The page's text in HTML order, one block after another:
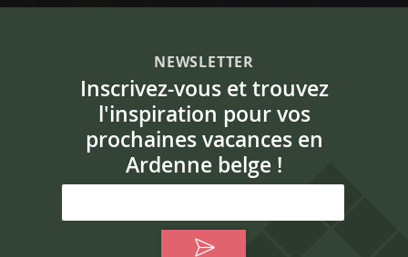
NEWSLETTER
Inscrivez-vous et trouvez
l'inspiration pour vos
prochaines vacances en
Ardenne belge !